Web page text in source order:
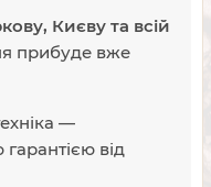
Києву та всій
прибуде вже
—
від